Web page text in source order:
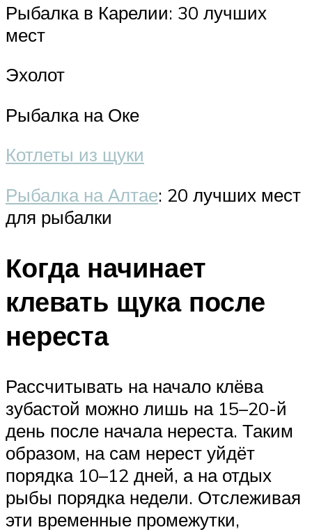
Рыбалка в Карелии: 30 лучших
мест
Эхолот
Рыбалка на Оке
Котлеты из щуки
Рыбалка на Алтае: 20 лучших мест
для рыбалки
Когда начинает
клевать щука после
нереста
Рассчитывать на начало клёва
зубастой можно лишь на 15–20-й
день после начала нереста. Таким
образом, на сам нерест уйдёт
порядка 10–12 дней, а на отдых
рыбы порядка недели. Отслеживая
эти временные промежутки,